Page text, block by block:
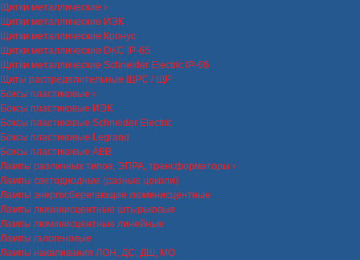
Щитки металлические
Щитки металлические ИЭК
Щитки металлические Кронус
Щитки металлические DKC IP-65
Щитки металлические Schneider Electric IP-66
Щиты распределительные ЩРС / ЩР
Боксы пластиковые
Боксы пластиковые ИЭК
Боксы пластиковые Schneider Electric
Боксы пластиковые Legrand
Боксы пластиковые ABB
Лампы различных типов, ЭПРА, трансформаторы
Лампы светодиодные (разные цоколи)
Лампы энергосберегающие люминисцентные
Лампы люминисцентные штырьковые
Лампы люминисцентные линейные
Лампы галогеновые
Лампы накаливания ЛОН, ДС, ДШ, МО